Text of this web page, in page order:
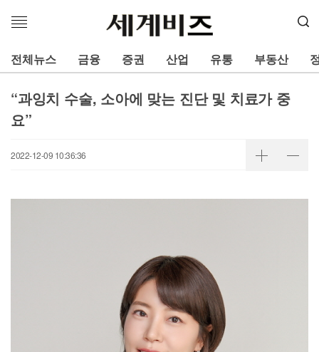
메
열
기
전체뉴스 금융 증권 산업 유통 부동산
“과잉치 수술, 소아에 맞는 진단 및 치료가 중
요”
2022-12-09 10:36:36